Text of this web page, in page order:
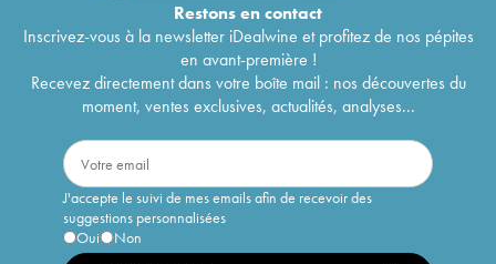
Restons encontact
Inscrivez-vous à la newsletter iDealwine et profitez de nos pépites
en avant-première !
Recevez directement dans votre boîte mail : nos découvertes du
moment, ventes exclusives, actualités, analyses...
J'accepte le suivi de mes emails afin de recevoir des
suggestions personnalisées
Oui
Non